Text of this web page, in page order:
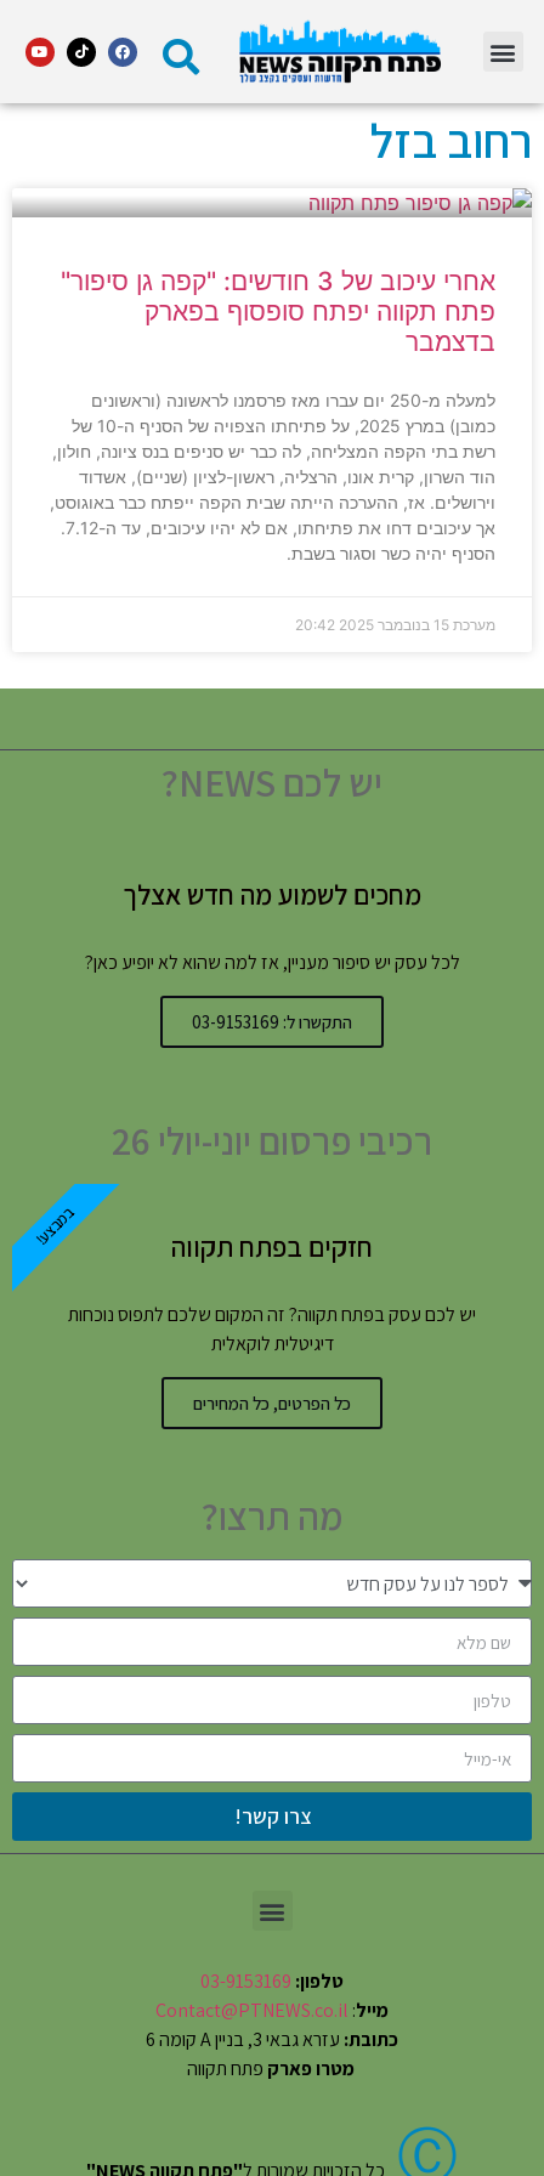
רחוב בזל
אחרי עיכוב של 3 חודשים: "קפה גן סיפור"
פתח תקווה יפתח סופסוף בפארק
בדצמבר
למעלה מ-250 יום עברו מאז פרסמנו לראשונה (וראשונים
כמובן) במרץ 2025, על פתיחתו הצפויה של הסניף ה-10 של
רשת בתי הקפה המצליחה, לה כבר יש סניפים בנס ציונה, חולון,
הוד השרון, קרית אונו, הרצליה, ראשון-לציון (שניים), אשדוד
וירושלים. אז, ההערכה הייתה שבית הקפה ייפתח כבר באוגוסט,
אך עיכובים דחו את פתיחתו, אם לא יהיו עיכובים, עד ה-7.12.
הסניף יהיה כשר וסגור בשבת.
מערכת 15 בנובמבר 2025 20:42
יש לכם NEWS?
מחכים לשמוע מה חדש אצלך
לכל עסק יש סיפור מעניין, אז למה שהוא לא יופיע כאן?
התקשרו ל: 03-9153169
רכיבי פרסום יוני-יולי 26
חזקים בפתח תקווה
יש לכם עסק בפתח תקווה? זה המקום שלכם לתפוס נוכחות
דיגיטלית לוקאלית
כל הפרטים, כל המחירים
במבצע!
מה תרצו?
צרו קשר!
טלפון: 03-9153169
מייל:
Contact@PTNEWS.co.il
כתובת: עזרא גבאי 3, בניין A קומה 6
מטרו פארק פתח תקווה
Ⓒ